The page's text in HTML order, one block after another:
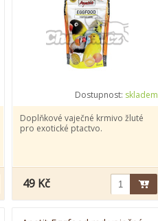
Dostupnost: skladem
Doplňkové vaječné krmivo žluté
pro exotické ptactvo.
49 Kč